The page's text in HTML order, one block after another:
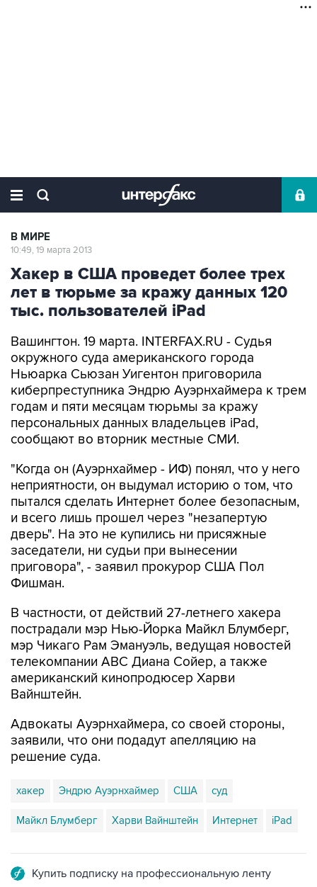
В МИРЕ
10:49, 19 марта 2013
Хакер в США проведет более трех
лет в тюрьме за кражу данных 120
тыс. пользователей iPad
Вашингтон. 19 марта. INTERFAX.RU - Судья
окружного суда американского города
Ньюарка Сьюзан Уигентон приговорила
киберпреступника Эндрю Ауэрнхаймера к трем
годам и пяти месяцам тюрьмы за кражу
персональных данных владельцев iPad,
сообщают во вторник местные СМИ.
"Когда он (Ауэрнхаймер - ИФ) понял, что у него
неприятности, он выдумал историю о том, что
пытался сделать Интернет более безопасным,
и всего лишь прошел через "незапертую
дверь". На это не купились ни присяжные
заседатели, ни судьи при вынесении
приговора", - заявил прокурор США Пол
Фишман.
В частности, от действий 27-летнего хакера
пострадали мэр Нью-Йорка Майкл Блумберг,
мэр Чикаго Рам Эмануэль, ведущая новостей
телекомпании ABC Диана Сойер, а также
американский кинопродюсер Харви
Вайнштейн.
Адвокаты Ауэрнхаймера, со своей стороны,
заявили, что они подадут апелляцию на
решение суда.
хакер Эндрю Ауэрнхаймер США суд
Майкл Блумберг Харви Вайнштейн Интернет iPad
Купить подписку на профессиональную ленту